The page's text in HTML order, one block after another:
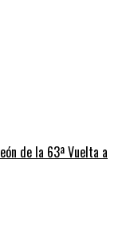
de la 63ª Vuelta a